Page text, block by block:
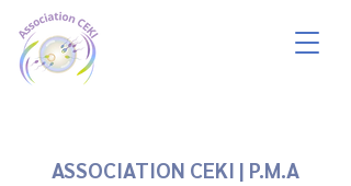
ASSOCIATION CEKI | P.M.A